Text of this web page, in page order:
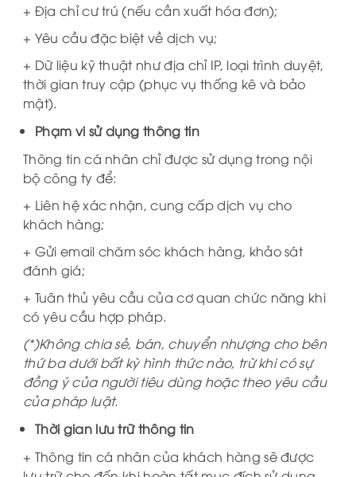
+ Địa chỉ cư trú (nếu cần xuất hóa đơn);
+ Yêu cầu đặc biệt về dịch vụ;
+ Dữ liệu kỹ thuật như địa chỉ IP, loại trình duyệt,
thời gian truy cập (phục vụ thống kê và bảo
mật).
Phạm vi sử dụng thông tin
Thông tin cá nhân chỉ được sử dụng trong nội
bộ công ty để:
+ Liên hệ xác nhận, cung cấp dịch vụ cho
khách hàng;
+ Gửi email chăm sóc khách hàng, khảo sát
đánh giá;
+ Tuân thủ yêu cầu của cơ quan chức năng khi
có yêu cầu hợp pháp.
(*)Không chia sẻ, bán, chuyển nhượng cho bên
thứ ba dưới bất kỳ hình thức nào, trừ khi có sự
đồng ý của người tiêu dùng hoặc theo yêu cầu
của pháp luật.
Thời gian lưu trữ thông tin
+ Thông tin cá nhân của khách hàng sẽ được